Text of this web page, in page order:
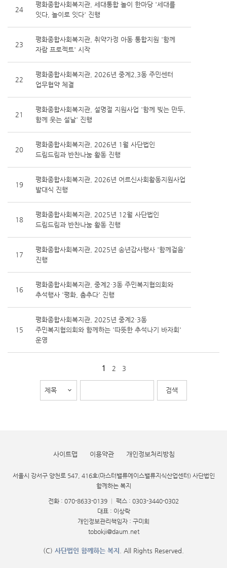
24
평화종합사회복지관, 세대통합 놀이 한마당 '세대를
잇다, 놀이로 잇다' 진행
23
평화종합사회복지관, 취약가정 아동 통합지원 '함께
자람 프로젝트' 시작
22
평화종합사회복지관, 2026년 중계2,3동 주민센터
업무협약 체결
21
평화종합사회복지관, 설명절 지원사업 '함께 빚는 만두,
함께 웃는 설날' 진행
20
평화종합사회복지관, 2026년 1월 사단법인
드림드림과 반찬나눔 활동 진행
19
평화종합사회복지관, 2026년 어르신사회활동지원사업
발대식 진행
18
평화종합사회복지관, 2025년 12월 사단법인
드림드림과 반찬나눔 활동 진행
17
평화종합사회복지관, 2025년 송년감사행사 '함께걸음'
진행
16
평화종합사회복지관, 중계2·3동 주민복지협의회와
추석행사 '평화, 춤추다' 진행
15
평화종합사회복지관, 2025년 중계2·3동
주민복지협의회와 함께하는 '따뜻한 추석나기 바자회'
운영
1 2 3
사이트맵 이용약관 개인정보처리방침
서울시 강서구 양천로 547, 416호(마스터밸류에이스밸류지식산업센터) 사단법인
함께하는 복지
전화 : 070-8633-0139
팩스 : 0303-3440-0302
대표 : 이상락
개인정보관리책임자 : 구미희
tobokji@daum.net
(C) 사단법인 함께하는 복지 . All Rights Reserved.